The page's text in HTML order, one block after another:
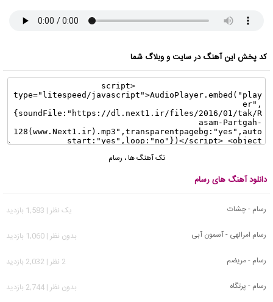
کد پخش این آهنگ در سایت و وبلاگ شما
تک آهنگ ها، رسام
دانلود آهنگ های رسام
رسام - چشات
يک نظر | 1,583 بازدید
رسام امرالهی - آسمون آبی
بدون نظر | 1,060 بازدید
رسام - مریضم
2 نظر | 2,032 بازدید
رسام - پرتگاه
بدون نظر | 2,744 بازدید